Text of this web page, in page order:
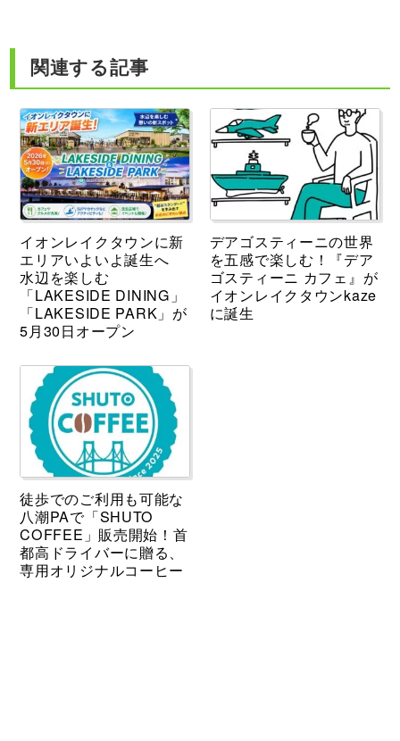
関連する記事
イオンレイクタウンに新
エリアいよいよ誕生へ
水辺を楽しむ
「LAKESIDE DINING」
「LAKESIDE PARK」が
5月30日オープン
デアゴスティーニの世界
を五感で楽しむ！『デア
ゴスティーニ カフェ』が
イオンレイクタウンkaze
に誕生
徒歩でのご利用も可能な
八潮PAで「SHUTO
COFFEE」販売開始！首
都高ドライバーに贈る、
専用オリジナルコーヒー